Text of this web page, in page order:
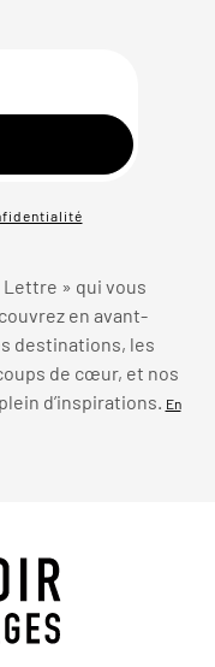
Lettre » qui vous
en avant-
destinations, les
de cœur, et nos
d’inspirations.
En